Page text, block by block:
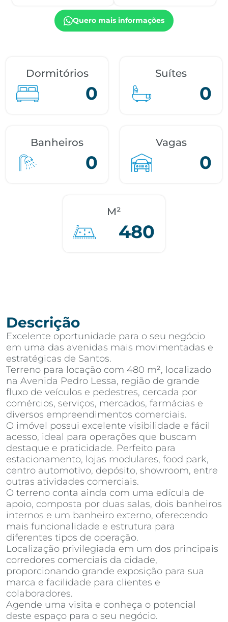
Quero mais informações
Dormitórios
0
Suítes
0
Banheiros
0
Vagas
0
M²
480
Descrição
Excelente oportunidade para o seu negócio
em uma das avenidas mais movimentadas e
estratégicas de Santos.
Terreno para locação com 480 m², localizado
na Avenida Pedro Lessa, região de grande
fluxo de veículos e pedestres, cercada por
comércios, serviços, mercados, farmácias e
diversos empreendimentos comerciais.
O imóvel possui excelente visibilidade e fácil
acesso, ideal para operações que buscam
destaque e praticidade. Perfeito para
estacionamento, lojas modulares, food park,
centro automotivo, depósito, showroom, entre
outras atividades comerciais.
O terreno conta ainda com uma edícula de
apoio, composta por duas salas, dois banheiros
internos e um banheiro externo, oferecendo
mais funcionalidade e estrutura para
diferentes tipos de operação.
Localização privilegiada em um dos principais
corredores comerciais da cidade,
proporcionando grande exposição para sua
marca e facilidade para clientes e
colaboradores.
Agende uma visita e conheça o potencial
deste espaço para o seu negócio.